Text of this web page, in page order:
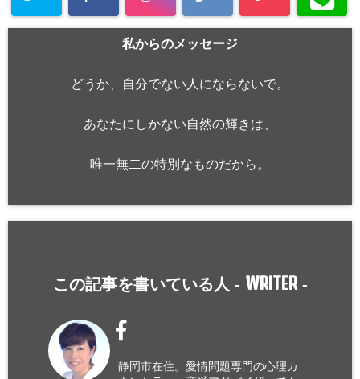
私からのメッセージ
どうか、自分でない人にならないで。
あなたにしかない自然の輝きは、
唯一無二の特別なものだから。
この記事を書いている人 - WRITER-
静岡市在住。愛情問題専門の心理カ